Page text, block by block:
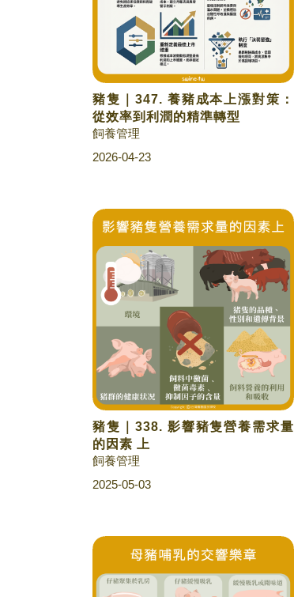
豬隻｜347. 養豬成本上漲對策：
從效率到利潤的精準轉型
飼養管理
2026-04-23
豬隻｜338. 影響豬隻營養需求量
的因素 上
飼養管理
2025-05-03